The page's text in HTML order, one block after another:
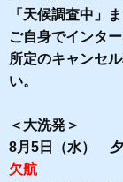
「天候調査中」
ご自身でインタ
所定のキャンセ
い。
＜大洗発＞
8月5日（水）
欠航